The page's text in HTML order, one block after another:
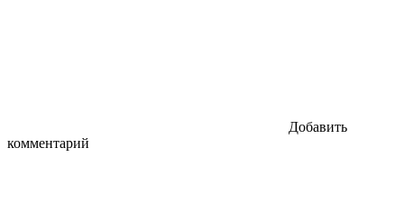
Добавить
комментарий